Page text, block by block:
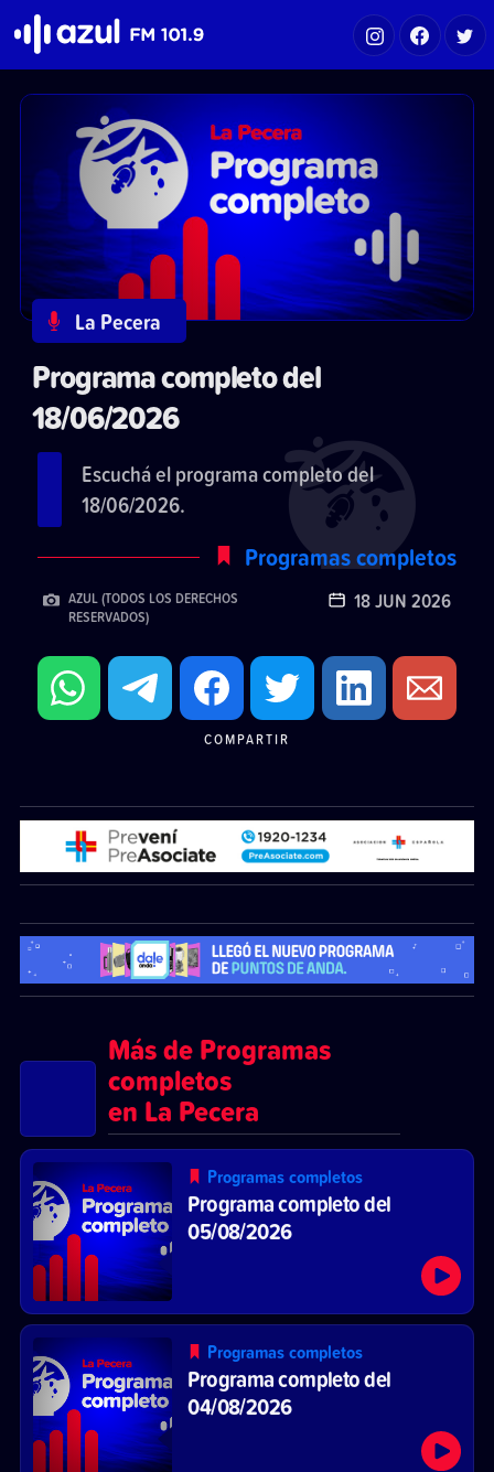
La Pecera
Programa completo del
18/06/2026
Escuchá el programa completo del
18/06/2026.
Programas completos
AZUL (TODOS LOS DERECHOS
RESERVADOS)
18 JUN 2026
COMPARTIR
Más de Programas
completos
en La Pecera
Programas completos
Programa completo del
05/08/2026
Programas completos
Programa completo del
04/08/2026